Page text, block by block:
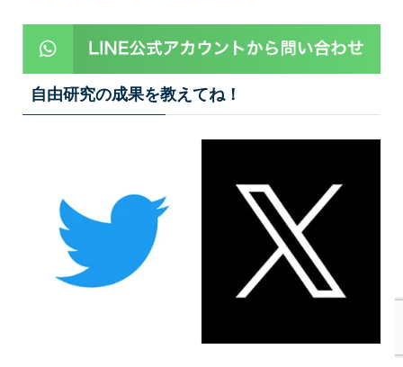
自由研究の成果を教えてね！